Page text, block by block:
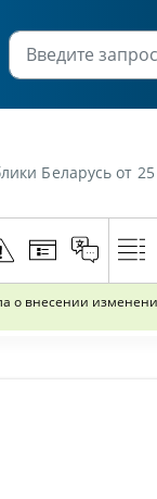
25 июня 2020 г. №22-З «О ратификации
о внесении